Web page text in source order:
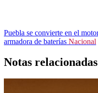
Puebla se convierte en el
armadora de baterías Nacional
Notas relacionadas